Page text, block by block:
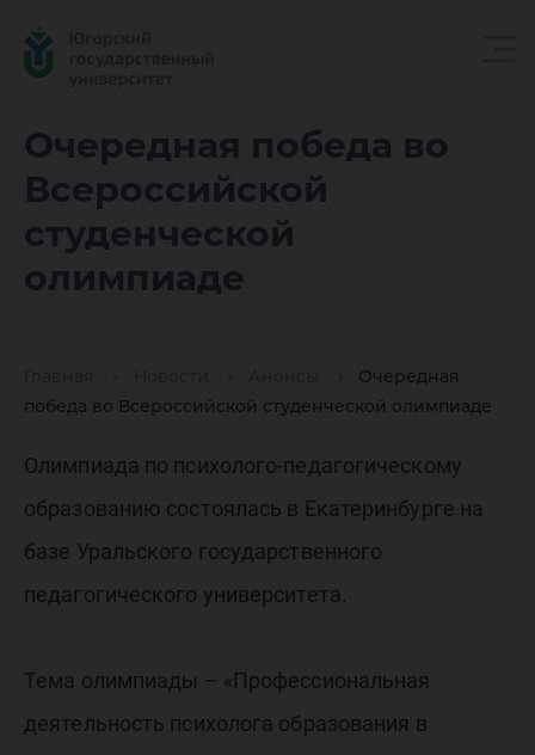
Очередная победа во
Всероссийской
студенческой
олимпиаде
Очередная
победа во Всероссийской студенческой олимпиаде
победа
Олимпиада по психолого-педагогическому
образованию состоялась в Екатеринбурге на
базе Уральского государственного
педагогического университета.
Тема олимпиады – «Профессиональная
деятельность психолога образования в